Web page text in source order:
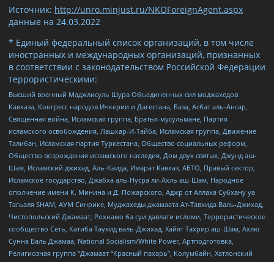
Источник: http://unro.minjust.ru/NKOForeignAgent.aspx
данные на 24.03.2022
* Единый федеральный список организаций, в том числе
иностранных и международных организаций, признанных
в соответствии с законодательством Российской Федерации
террористическими:
Высший военный Маджлисуль Шура Объединенных сил моджахедов
Кавказа, Конгресс народов Ичкерии и Дагестана, База, Асбат аль-Ансар,
Священная война, Исламская группа, Братья-мусульмане, Партия
исламского освобождения, Лашкар-И-Тайба, Исламская группа, Движение
Талибан, Исламская партия Туркестана, Общество социальных реформ,
Общество возрождения исламского наследия, Дом двух святых, Джунд аш-
Шам, Исламский джихад, Аль-Каида, Имарат Кавказ, АБТО, Правый сектор,
Исламское государство, Джабха аль-Нусра ли-Ахль аш-Шам, Народное
ополчение имени К. Минина и Д. Пожарского, Аджр от Аллаха Субхану уа
Тагьаля SHAM, АУМ Синрике, Муджахеды джамаата Ат-Тавхида Валь-Джихад,
Чистопольский Джамаат, Рохнамо ба суи давлати исломи, Террористическое
сообщество Сеть, Катиба Таухид валь-Джихад, Хайят Тахрир аш-Шам, Ахлю
Сунна Валь Джамаа, National Socialism/White Power, Артподготовка,
Религиозная группа “Джамаат “Красный пахарь”, Колумбайн, Хатлонский